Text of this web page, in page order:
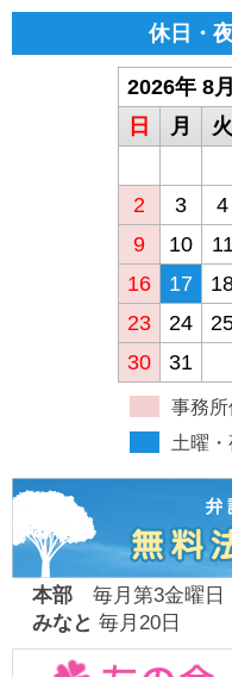
休日・
2026年 8月
日
月 火
2
3 4
9
10 11
16
17
23
24
30
31
事務所
土曜
本部毎月第3金曜日
みなと 毎月20日